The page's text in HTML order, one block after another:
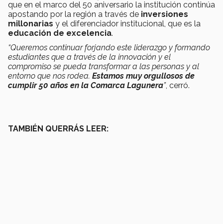
que en el marco del 50 aniversario la institución continúa
apostando por la región a través de inversiones
millonarias y el diferenciador institucional, que es la
educación de excelencia.
“Queremos continuar forjando este liderazgo y formando
estudiantes que a través de la innovación y el
compromiso se pueda transformar a las personas y al
entorno que nos rodea. Estamos muy orgullosos de
cumplir 50 años en la Comarca Lagunera”, cerró.
TAMBIÉN QUERRÁS LEER: